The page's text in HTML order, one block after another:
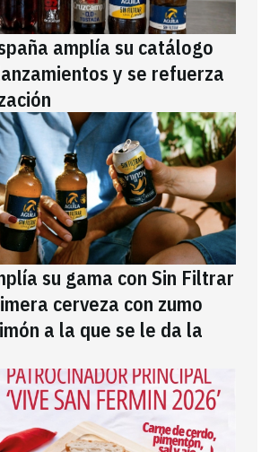
amplía su catálogo
y se refuerza
su gama con Sin Filtrar
cerveza con zumo
a la que se le da la